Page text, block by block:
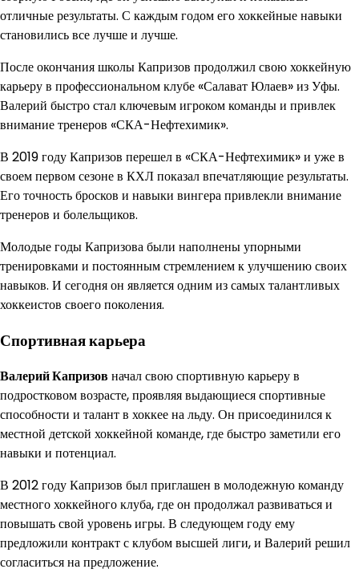
отличные результаты. С каждым годом его хоккейные навыки
становились все лучше и лучше.
После окончания школы Капризов продолжил свою хоккейную
карьеру в профессиональном клубе «Салават Юлаев» из Уфы.
Валерий быстро стал ключевым игроком команды и привлек
внимание тренеров «СКА-Нефтехимик».
В 2019 году Капризов перешел в «СКА-Нефтехимик» и уже в
своем первом сезоне в КХЛ показал впечатляющие результаты.
Его точность бросков и навыки вингера привлекли внимание
тренеров и болельщиков.
Молодые годы Капризова были наполнены упорными
тренировками и постоянным стремлением к улучшению своих
навыков. И сегодня он является одним из самых талантливых
хоккеистов своего поколения.
Спортивная карьера
Валерий Капризовначал свою спортивную карьеру в
подростковом возрасте, проявляя выдающиеся спортивные
способности и талант в хоккее на льду. Он присоединился к
местной детской хоккейной команде, где быстро заметили его
навыки и потенциал.
В 2012 году Капризов был приглашен в молодежную команду
местного хоккейного клуба, где он продолжал развиваться и
повышать свой уровень игры. В следующем году ему
предложили контракт с клубом высшей лиги, и Валерий решил
согласиться на предложение.